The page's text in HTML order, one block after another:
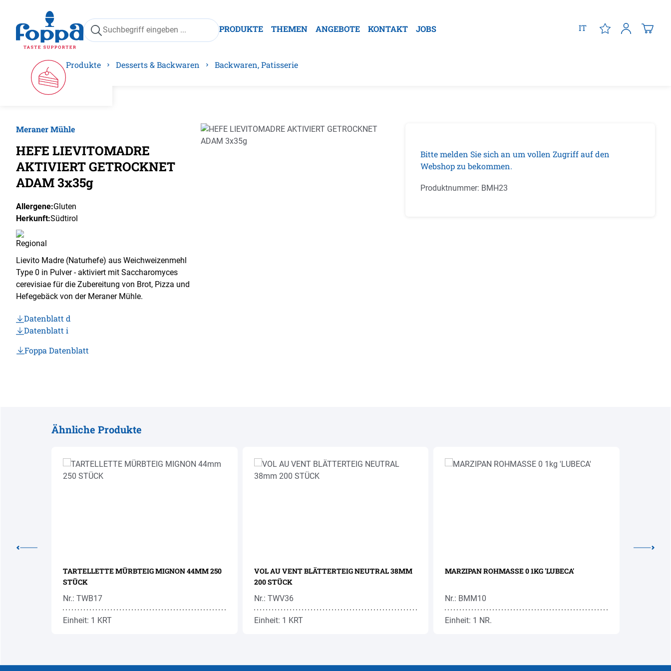
Zur Hauptnavigation springen
PRODUKTE THEMEN ANGEBOTE KONTAKT JOBS IT
Produkte Desserts & Backwaren Backwaren, Patisserie
Meraner Mühle
HEFE LIEVITOMADRE
AKTIVIERT GETROCKNET
ADAM 3x35g
Allergene:Gluten
Herkunft:Südtirol
Lievito Madre (Naturhefe) aus Weichweizenmehl
Type 0 in Pulver - aktiviert mit Saccharomyces
cerevisiae für die Zubereitung von Brot, Pizza und
Hefegebäck von der Meraner Mühle.
Datenblatt d
Datenblatt i
Foppa Datenblatt
Bildergalerie überspringen
Bitte melden Sie sich an um vollen Zugriff auf den
Webshop zu bekommen.
Produktnummer: BMH23
Ähnliche Produkte
TARTELLETTE MÜRBTEIG MIGNON 44MM 250
STÜCK
Nr.: TWB17
Einheit: 1 KRT
VOL AU VENT BLÄTTERTEIG NEUTRAL 38MM
200 STÜCK
Nr.: TWV36
Einheit: 1 KRT
MARZIPAN ROHMASSE 0 1KG 'LUBECA'
Nr.: BMM10
Einheit: 1 NR.